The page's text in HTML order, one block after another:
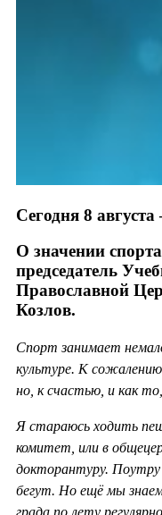
Сегодня 8
О значении
председатель
Православной
Козлов.
Спорт занимает
культуре. К
но, к счастью, и как
Я стараюсь ходить
комитет, или в
докторантуру.
бегут. Но ещё мы
града по лету